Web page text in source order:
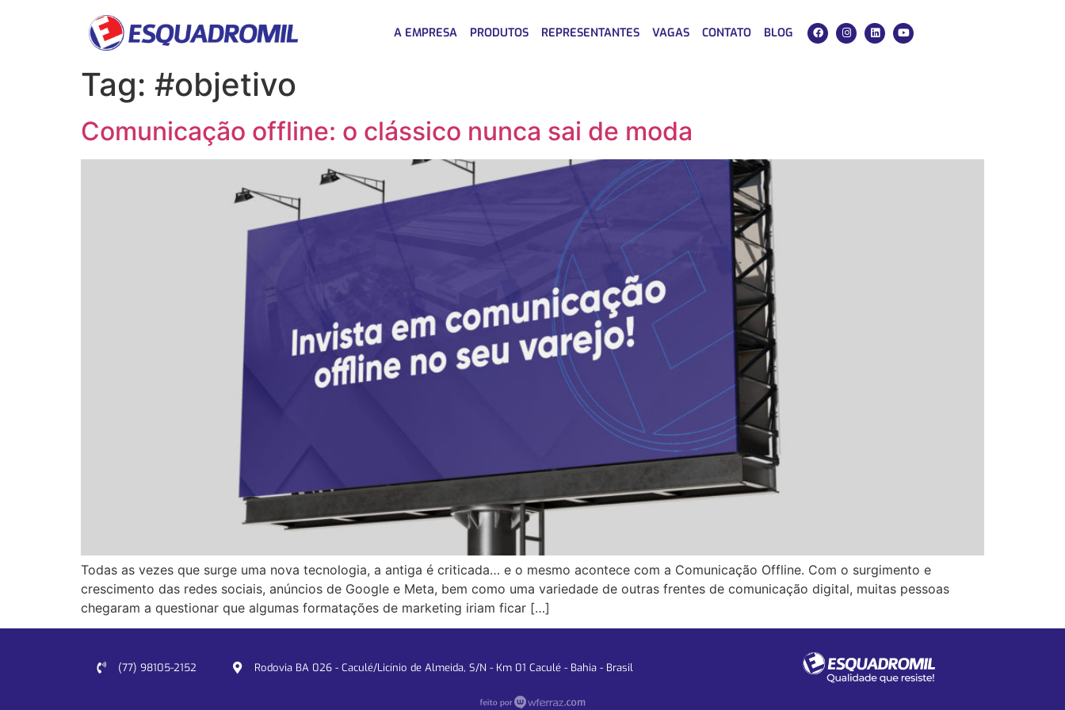
A EMPRESA PRODUTOS REPRESENTANTES VAGAS CONTATO BLOG
Tag: #objetivo
Comunicação offline: o clássico nunca sai de moda
Todas as vezes que surge uma nova tecnologia, a antiga é criticada… e o mesmo acontece com a Comunicação Offline. Com o surgimento e
crescimento das redes sociais, anúncios de Google e Meta, bem como uma variedade de outras frentes de comunicação digital, muitas pessoas
chegaram a questionar que algumas formatações de marketing iriam ficar […]
(77) 98105-2152 Rodovia BA 026 - Caculé/Licínio de Almeida, S/N - Km 01 Caculé - Bahia - Brasil